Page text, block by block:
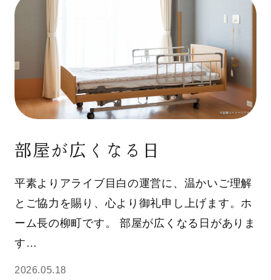
部屋が広くなる日
平素よりアライブ目白の運営に、温かいご理解
とご協力を賜り、心より御礼申し上げます。ホ
ーム長の柳町です。 部屋が広くなる日がありま
す…
2026.05.18